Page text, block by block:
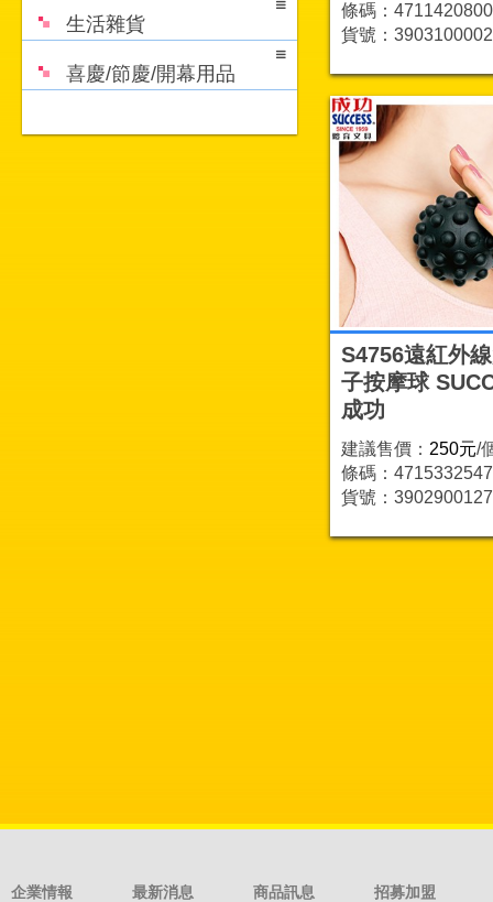
生活雜貨
喜慶/節慶/開幕用品
條碼：
貨號：3903100002
S4756遠紅外
子按摩球
成功
建議售價： 250元/
條碼：
貨號：3902900127
企業情報 最新消息 商品訊息 招募加盟